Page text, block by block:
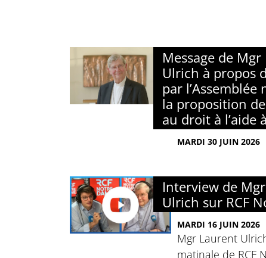
Message de
Ulrich à propos
par
la proposition
au droit à l’aide
MARDI 30 JUIN 2026
Interview de
Ulrich sur RCF
MARDI 16 JUIN 2026
Mgr Laurent
matinale de RCF